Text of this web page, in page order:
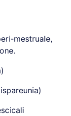
mestruale,